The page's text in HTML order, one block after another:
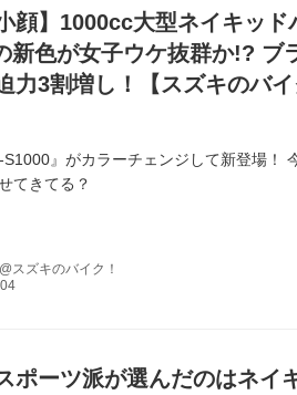
顔】1000cc大型ネイキッ
新色が女子ウケ抜群か!? ブ
力3割増し！【スズキのバ
S1000』がカラーチェンジして新登場！
てきてる？
スズキのバイク！
ポーツ派が選んだのはネイ